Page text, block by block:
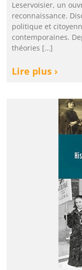
Leservoisier, un
reconnaissance.
politique et
contemporaines.
théories […]
Lire plus ›